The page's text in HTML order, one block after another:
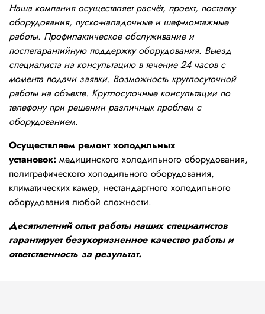
Наша компания осуществляет расчёт, проект, поставку
оборудования, пуско-наладочные и шеф-монтажные
работы. Профилактическое обслуживание и
послегарантийную поддержку оборудования. Выезд
специалиста на консультацию в течение 24 часов с
момента подачи заявки. Возможность круглосуточной
работы на объекте. Круглосуточные консультации по
телефону при решении различных проблем с
оборудованием.
Осуществляем ремонт холодильных
установок: медицинского холодильного оборудования,
полиграфического холодильного оборудования,
климатических камер, нестандартного холодильного
оборудования любой сложности.
Десятилетний опыт работы наших специалистов
гарантирует безукоризненное качество работы и
ответственность за результат.